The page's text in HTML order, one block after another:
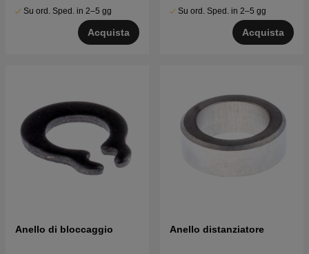
Su ord. Sped. in 2–5 gg
Acquista
Su ord. Sped. in 2–5 gg
Acquista
Anello di bloccaggio Anello distanziatore